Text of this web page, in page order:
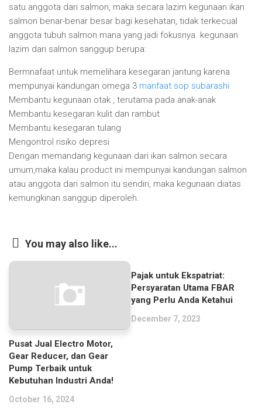
satu anggota dari salmon, maka secara lazim kegunaan ikan
salmon benar-benar besar bagi kesehatan, tidak terkecual
anggota tubuh salmon mana yang jadi fokusnya. kegunaan
lazim dari salmon sanggup berupa:
Bermnafaat untuk memelihara kesegaran jantung karena
mempunyai kandungan omega 3 manfaat sop subarashi
Membantu kegunaan otak , terutama pada anak-anak
Membantu kesegaran kulit dan rambut
Membantu kesegaran tulang
Mengontrol risiko depresi
Dengan memandang kegunaan dari ikan salmon secara
umum,maka kalau product ini mempunyai kandungan salmon
atau anggota dari salmon itu sendiri, maka kegunaan diatas
kemungkinan sanggup diperoleh.
You may also like...
Pusat Jual Electro Motor,
Gear Reducer, dan Gear
Pump Terbaik untuk
Kebutuhan Industri Anda!
October 16, 2024
Pajak untuk Ekspatriat:
Persyaratan Utama FBAR
yang Perlu Anda Ketahui
December 7, 2023